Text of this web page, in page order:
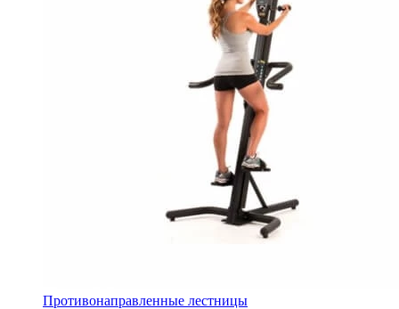
Противонаправленные лестницы